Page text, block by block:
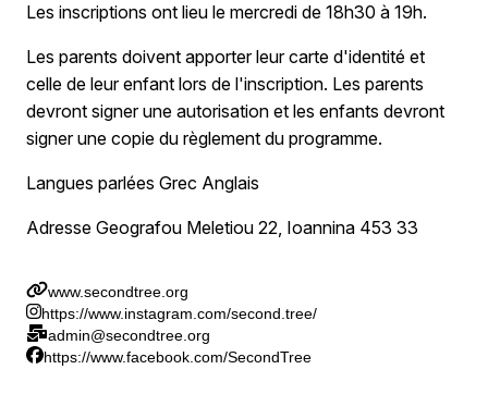
Les inscriptions ont lieu le mercredi de 18h30 à 19h.
Les parents doivent apporter leur carte d'identité et
celle de leur enfant lors de l'inscription. Les parents
devront signer une autorisation et les enfants devront
signer une copie du règlement du programme.
Langues parlées Grec Anglais
Adresse Geografou Meletiou 22, Ioannina 453 33
www.secondtree.org
https://www.instagram.com/second.tree/
admin@secondtree.org
https://www.facebook.com/SecondTree